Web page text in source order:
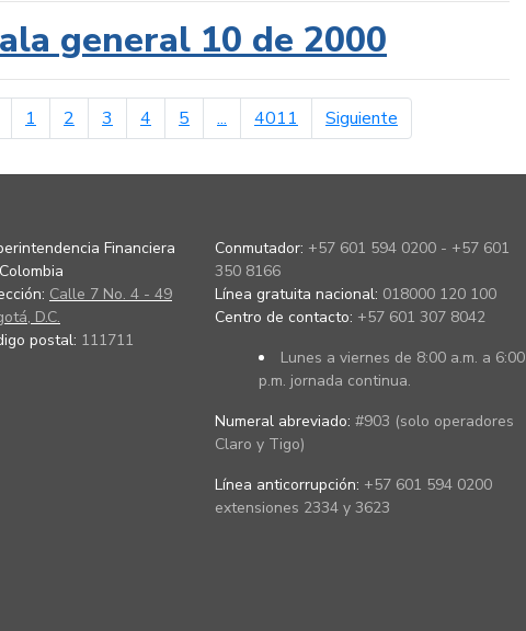
general 10 de 2000
anterior
1 2 3 4 5 ... 4011 Siguiente
Financiera
Calle 7 No. 4 - 49
D.C.
postal: 111711
Conmutador: +57 601 594 0200 - +57 601
350 8166
Línea gratuita nacional: 018000 120 100
Centro de contacto: +57 601 307 8042
Lunes a viernes de 8:00 a.m. a 6:00
p.m. jornada continua.
Numeral abreviado: #903 (solo operadores
Claro y Tigo)
Línea anticorrupción: +57 601 594 0200
extensiones 2334 y 3623